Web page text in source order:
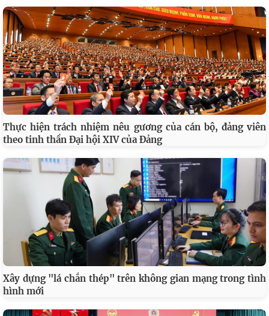
Thực hiện trách nhiệm nêu gương của cán bộ, đảng viên
theo tinh thần Đại hội XIV của Đảng
Xây dựng "lá chắn thép" trên không gian mạng trong tình
hình mới